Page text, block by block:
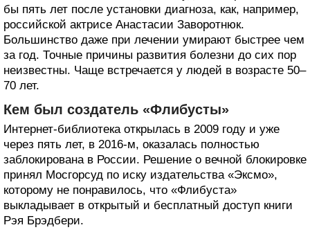
бы пять лет после установки диагноза, как, например,
российской актрисе Анастасии Заворотнюк.
Большинство даже при лечении умирают быстрее чем
за год. Точные причины развития болезни до сих пор
неизвестны. Чаще встречается у людей в возрасте 50–
70 лет.
Кем был создатель «Флибусты»
Интернет-библиотека открылась в 2009 году и уже
через пять лет, в 2016-м, оказалась полностью
заблокирована в России. Решение о вечной блокировке
принял Мосгорсуд по иску издательства «Эксмо»,
которому не понравилось, что «Флибуста»
выкладывает в открытый и бесплатный доступ книги
Рэя Брэдбери.